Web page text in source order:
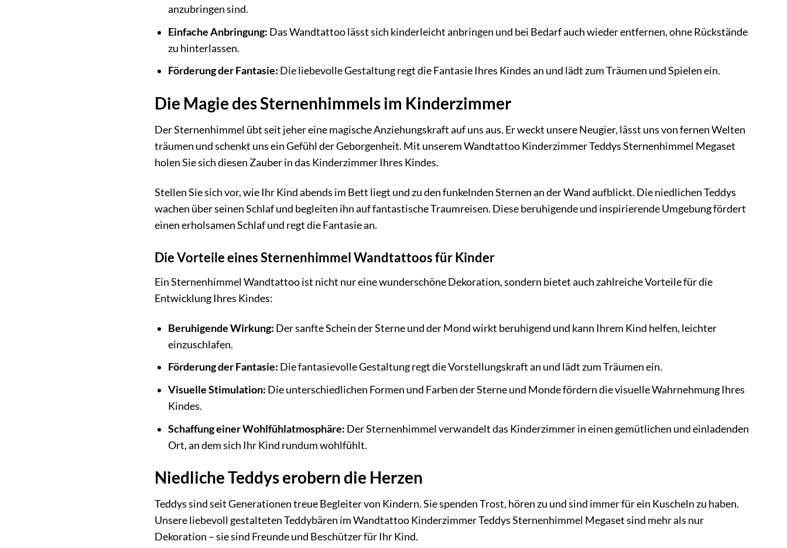
anzubringen sind.
Einfache Anbringung: Das Wandtattoo lässt sich kinderleicht anbringen und bei Bedarf auch wieder entfernen, ohne Rückstände
zu hinterlassen.
Förderung der Fantasie: Die liebevolle Gestaltung regt die Fantasie Ihres Kindes an und lädt zum Träumen und Spielen ein.
Die Magie des Sternenhimmels im Kinderzimmer
Der Sternenhimmel übt seit jeher eine magische Anziehungskraft auf uns aus. Er weckt unsere Neugier, lässt uns von fernen Welten
träumen und schenkt uns ein Gefühl der Geborgenheit. Mit unserem Wandtattoo Kinderzimmer Teddys Sternenhimmel Megaset
holen Sie sich diesen Zauber in das Kinderzimmer Ihres Kindes.
Stellen Sie sich vor, wie Ihr Kind abends im Bett liegt und zu den funkelnden Sternen an der Wand aufblickt. Die niedlichen Teddys
wachen über seinen Schlaf und begleiten ihn auf fantastische Traumreisen. Diese beruhigende und inspirierende Umgebung fördert
einen erholsamen Schlaf und regt die Fantasie an.
Die Vorteile eines Sternenhimmel Wandtattoos für Kinder
Ein Sternenhimmel Wandtattoo ist nicht nur eine wunderschöne Dekoration, sondern bietet auch zahlreiche Vorteile für die
Entwicklung Ihres Kindes:
Beruhigende Wirkung: Der sanfte Schein der Sterne und der Mond wirkt beruhigend und kann Ihrem Kind helfen, leichter
einzuschlafen.
Förderung der Fantasie: Die fantasievolle Gestaltung regt die Vorstellungskraft an und lädt zum Träumen ein.
Visuelle Stimulation: Die unterschiedlichen Formen und Farben der Sterne und Monde fördern die visuelle Wahrnehmung Ihres
Kindes.
Schaffung einer Wohlfühlatmosphäre: Der Sternenhimmel verwandelt das Kinderzimmer in einen gemütlichen und einladenden
Ort, an dem sich Ihr Kind rundum wohlfühlt.
Niedliche Teddys erobern die Herzen
Teddys sind seit Generationen treue Begleiter von Kindern. Sie spenden Trost, hören zu und sind immer für ein Kuscheln zu haben.
Unsere liebevoll gestalteten Teddybären im Wandtattoo Kinderzimmer Teddys Sternenhimmel Megaset sind mehr als nur
Dekoration – sie sind Freunde und Beschützer für Ihr Kind.